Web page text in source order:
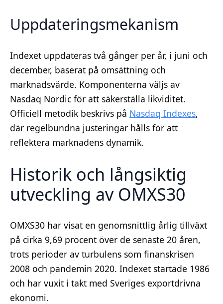
Uppdateringsmekanism
Indexet uppdateras två gånger per år, i juni och
december, baserat på omsättning och
marknadsvärde. Komponenterna väljs av
Nasdaq Nordic för att säkerställa likviditet.
Officiell metodik beskrivs på Nasdaq Indexes,
där regelbundna justeringar hålls för att
reflektera marknadens dynamik.
Historik och långsiktig
utveckling av OMXS30
OMXS30 har visat en genomsnittlig årlig tillväxt
på cirka 9,69 procent över de senaste 20 åren,
trots perioder av turbulens som finanskrisen
2008 och pandemin 2020. Indexet startade 1986
och har vuxit i takt med Sveriges exportdrivna
ekonomi.